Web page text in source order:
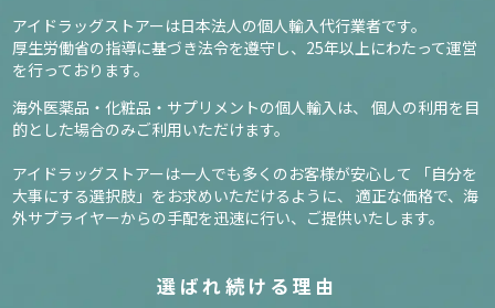
アイドラッグストアーは日本法人の個人輸入代行業者です。
厚生労働省の指導に基づき法令を遵守し、 25年以上にわたって運営
を行っております。
海外医薬品・化粧品・サプリメントの個人輸入は、
個人の利用を目
的とした場合のみご利用いただけます。
アイドラッグストアーは一人でも多くのお客様が安心して
「自分を
大事にする選択肢」をお求めいただけるように、
適正な価格で、海
外サプライヤーからの手配を迅速に行い、ご提供いたします。
選ばれ続ける理由